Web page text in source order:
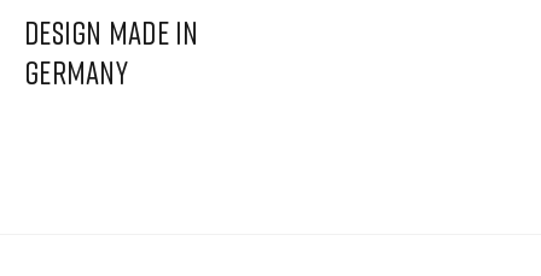
DESIGN MADE IN
GERMANY